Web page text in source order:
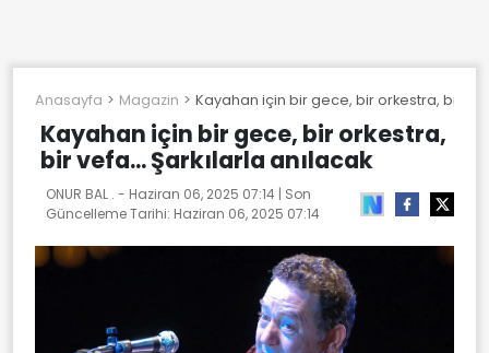
Anasayfa Magazin Kayahan için bir gece, bir orkestra, bir
Kayahan için bir gece, bir orkestra,
bir vefa... Şarkılarla anılacak
ONUR BAL . - Haziran 06, 2025 07:14 | Son
Güncelleme Tarihi: Haziran 06, 2025 07:14